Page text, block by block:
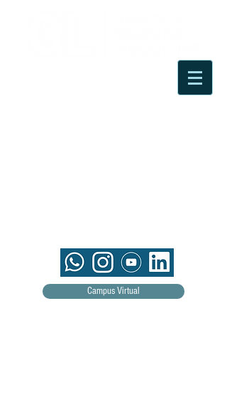
Campus Virtual